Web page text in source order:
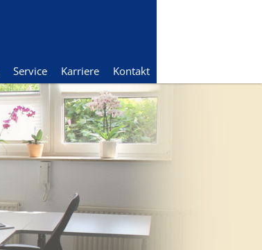
Service Karriere Kontakt